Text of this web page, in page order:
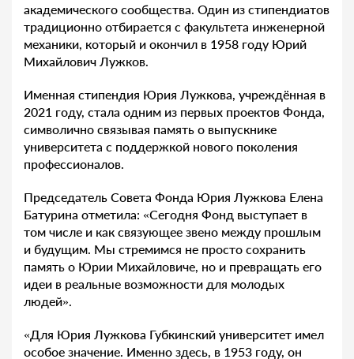
академического сообщества. Один из стипендиатов
традиционно отбирается с факультета инженерной
механики, который и окончил в 1958 году Юрий
Михайлович Лужков.
Именная стипендия Юрия Лужкова, учреждённая в
2021 году, стала одним из первых проектов Фонда,
символично связывая память о выпускнике
университета с поддержкой нового поколения
профессионалов.
Председатель Совета Фонда Юрия Лужкова Елена
Батурина отметила: «Сегодня Фонд выступает в
том числе и как связующее звено между прошлым
и будущим. Мы стремимся не просто сохранить
память о Юрии Михайловиче, но и превращать его
идеи в реальные возможности для молодых
людей».
«Для Юрия Лужкова Губкинский университет имел
особое значение. Именно здесь, в 1953 году, он